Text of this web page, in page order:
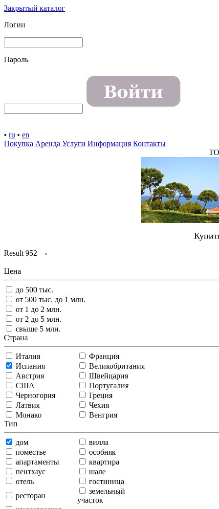
Закрытый каталог
Логин
Пароль
• ru • en
Покупка Аренда Услуги Информация Контакты
Result 952 →
Цена
до 500 тыс.
от 500 тыс. до 1 млн.
от 1 до 2 млн.
от 2 до 5 млн.
свыше 5 млн.
Страна
Италия
Франция
Испания
Великобритания
Австрия
Швейцария
США
Португалия
Черногория
Греция
Латвия
Чехия
Монако
Венгрия
Тип
дом
вилла
поместье
особняк
апартаменты
квартира
пентхаус
шале
отель
гостиница
ресторан
земельный
участок